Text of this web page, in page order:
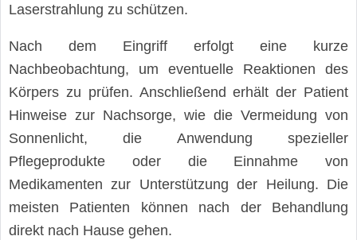
Laserstrahlung zu schützen.
Nach dem Eingriff erfolgt eine kurze
Nachbeobachtung, um eventuelle Reaktionen des
Körpers zu prüfen. Anschließend erhält der Patient
Hinweise zur Nachsorge, wie die Vermeidung von
Sonnenlicht, die Anwendung spezieller
Pflegeprodukte oder die Einnahme von
Medikamenten zur Unterstützung der Heilung. Die
meisten Patienten können nach der Behandlung
direkt nach Hause gehen.